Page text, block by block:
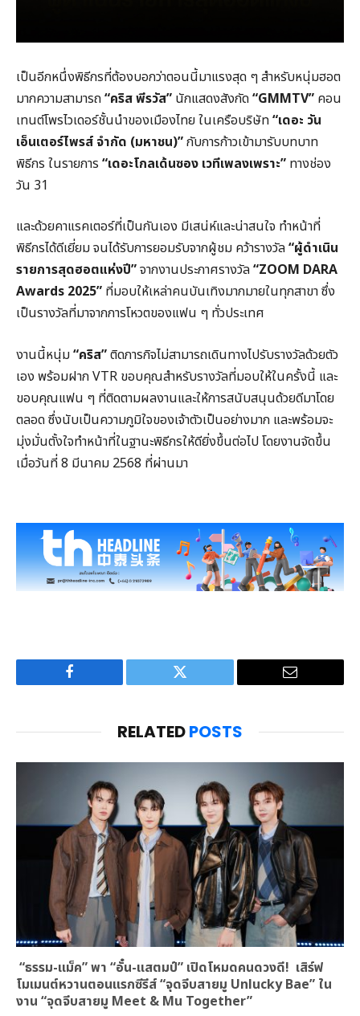
เป็นอีกหนึ่งพิธีกรที่ต้องบอกว่าตอนนี้มาแรงสุด ๆ สำหรับหนุ่มฮอต
มากความสามารถ“คริส พีรวัส” นักแสดงสังกัด“GMMTV” คอน
เทนต์โพรไวเดอร์ชั้นนำของเมืองไทย ในเครือบริษัท“เดอะ วัน
เอ็นเตอร์ไพรส์ จำกัด (มหาชน)”กับการก้าวเข้ามารับบทบาท
พิธีกร ในรายการ “เดอะโกลเด้นซอง เวทีเพลงเพราะ” ทางช่อง
วัน 31
และด้วยคาแรคเตอร์ที่เป็นกันเอง มีเสน่ห์และน่าสนใจ ทำหน้าที่
พิธีกรได้ดีเยี่ยม จนได้รับการยอมรับจากผู้ชม คว้ารางวัล“ผู้ดำเนิน
รายการสุดฮอตแห่งปี”จากงานประกาศรางวัล“ZOOM DARA
Awards 2025” ที่มอบให้เหล่าคนบันเทิงมากมายในทุกสาขา ซึ่ง
เป็นรางวัลที่มาจากการโหวตของแฟน ๆ ทั่วประเทศ
งานนี้หนุ่ม“คริส”ติดภารกิจไม่สามารถเดินทางไปรับรางวัลด้วยตัว
เอง พร้อมฝาก VTR ขอบคุณสำหรับรางวัลที่มอบให้ในครั้งนี้ และ
ขอบคุณแฟน ๆ ที่ติดตามผลงานและให้การสนับสนุนด้วยดีมาโดย
ตลอด ซึ่งนับเป็นความภูมิใจของเจ้าตัวเป็นอย่างมาก และพร้อมจะ
มุ่งมั่นตั้งใจทำหน้าที่ในฐานะพิธีกรให้ดียิ่งขึ้นต่อไป โดยงานจัดขึ้น
เมื่อวันที่ 8 มีนาคม 2568 ที่ผ่านมา
Facebook Twitter Email
RELATEDPOSTS
“ธรรม-แม็ค” พา “อั๋น-แสตมป์” เปิดโหมดคนดวงดี! เสิร์ฟ
โมเมนต์หวานตอนแรกซีรีส์ “จุดจีบสายมู Unlucky Bae” ใน
งาน “จุดจีบสายมู Meet & Mu Together”